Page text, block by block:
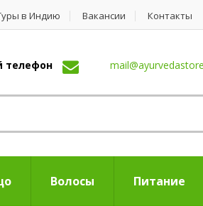
в Индию Вакансии Контакты
телефон
Волосы Питание